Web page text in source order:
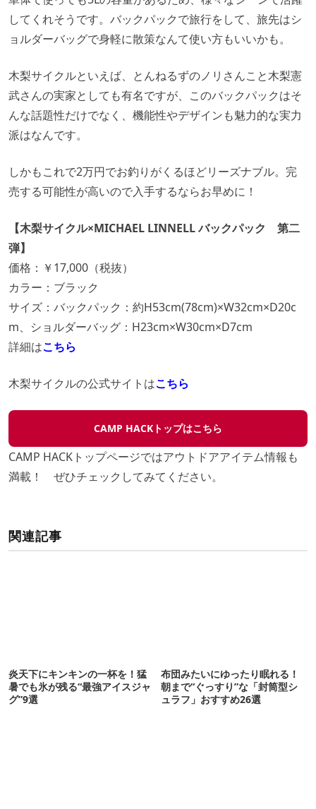
してくれそうです。バックパックで旅行をして、旅先はシ
ョルダーバッグで身軽に散策なんて使い方もいいかも。
木梨サイクルといえば、とんねるずのノリさんこと木梨憲
武さんの実家としても有名ですが、このバックパックはそ
んな話題性だけでなく、機能性やデザインも魅力的な実力
派はなんです。
しかもこれで2万円でお釣りがくるほどリーズナブル。完
売する可能性が高いので入手するならお早めに！
【木梨サイクル×MICHAEL LINNELL バックパック 第二
弾】
価格：￥17,000（税抜）
カラー：ブラック
サイズ：バックパック：約H53cm(78cm)×W32cm×D20c
m、ショルダーバッグ：H23cm×W30cm×D7cm
詳細はこちら
木梨サイクルの公式サイトはこちら
CAMP HACKトップはこちら
CAMP HACKトップページではアウトドアアイテム情報も
満載！ ぜひチェックしてみてください。
関連記事
炎天下にキンキンの一杯を！猛
暑でも氷が残る“最強アイスジャ
グ”9選
布団みたいにゆったり眠れる！
朝まで“ぐっすり”な「封筒型シ
ュラフ」おすすめ26選